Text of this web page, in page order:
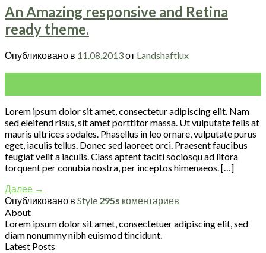
An Amazing responsive and Retina
ready theme.
Опубликовано в 11.08.2013от Landshaftlux
Lorem ipsum dolor sit amet, consectetur adipiscing elit. Nam
sed eleifend risus, sit amet porttitor massa. Ut vulputate felis at
mauris ultrices sodales. Phasellus in leo ornare, vulputate purus
eget, iaculis tellus. Donec sed laoreet orci. Praesent faucibus
feugiat velit a iaculis. Class aptent taciti sociosqu ad litora
torquent per conubia nostra, per inceptos himenaeos. […]
Далее →
Опубликовано в Style 295s коментариев
About
Lorem ipsum dolor sit amet, consectetuer adipiscing elit, sed
diam nonummy nibh euismod tincidunt.
Latest Posts